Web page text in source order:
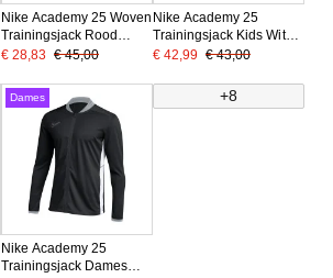
Nike Academy 25 Woven
Trainingsjack Rood
Zwart Wit
€ 28,83 € 45,00
Nike Academy 25
Trainingsjack Kids Wit
Zwart Grijs
€ 42,99 € 43,00
Dames
Nike Academy 25
Trainingsjack Dames
+8